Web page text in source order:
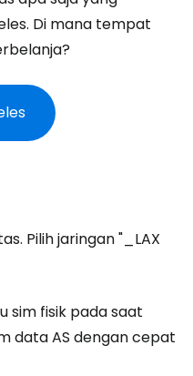
Di mana tempat
Pilih jaringan "_LAX
sim fisik pada saat
data AS dengan cepat